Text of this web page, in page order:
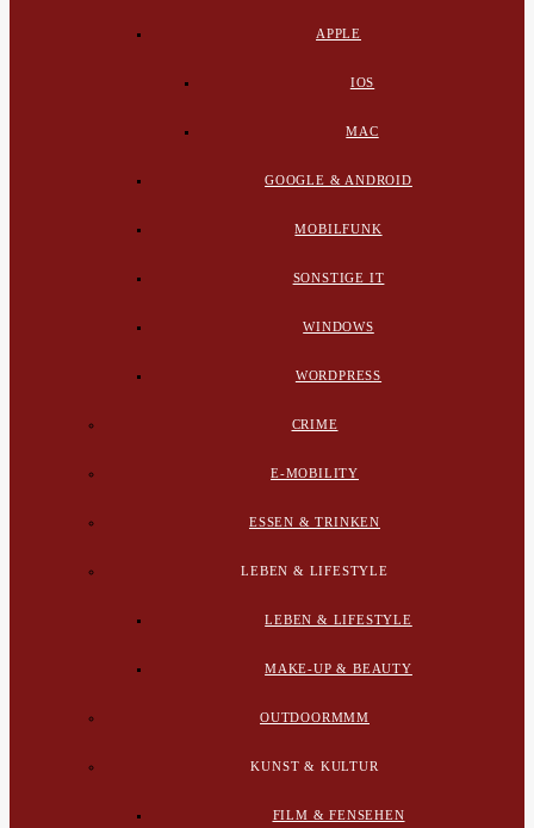
APPLE
IOS
MAC
GOOGLE & ANDROID
MOBILFUNK
SONSTIGE IT
WINDOWS
WORDPRESS
CRIME
E-MOBILITY
ESSEN & TRINKEN
LEBEN & LIFESTYLE
LEBEN & LIFESTYLE
MAKE-UP & BEAUTY
OUTDOORMMM
KUNST & KULTUR
FILM & FENSEHEN